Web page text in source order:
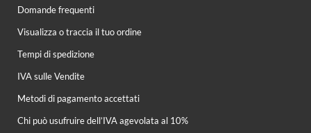
Domande frequenti
Visualizza o traccia il tuo ordine
Tempi di spedizione
IVA sulle Vendite
Metodi di pagamento accettati
Chi può usufruire dell’IVA agevolata al 10%